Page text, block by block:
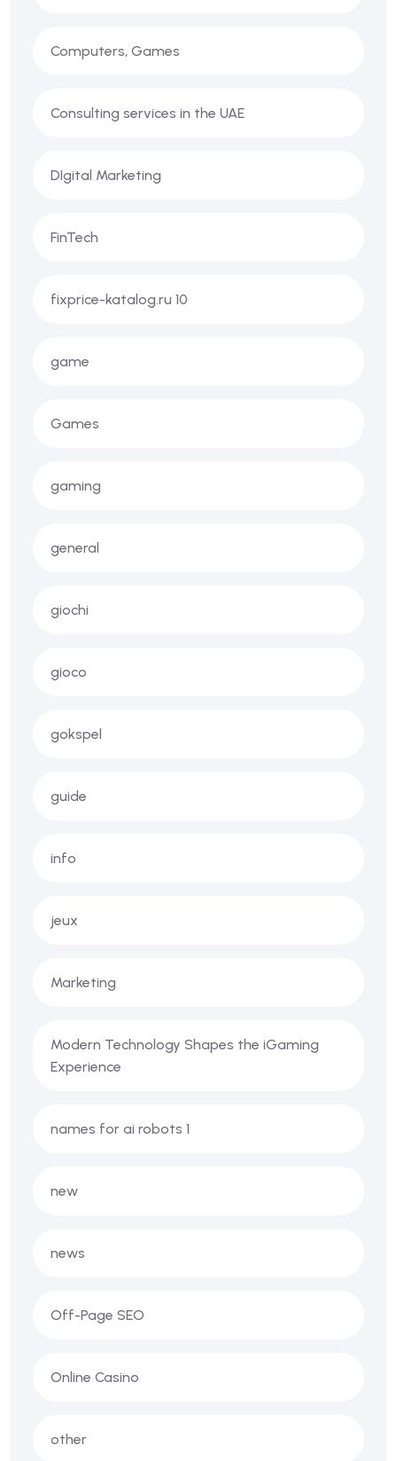
Computers, Games
Consulting services in the UAE
DIgital Marketing
FinTech
fixprice-katalog.ru 10
game
Games
gaming
general
giochi
gioco
gokspel
guide
info
jeux
Marketing
Modern Technology Shapes the iGaming
Experience
names for ai robots 1
new
news
Off-Page SEO
Online Casino
other